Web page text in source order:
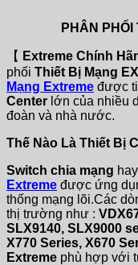
PHÂN PHỐI
【 Extreme Chính
phối Thiết Bị Mạng
Mạng Extreme được
Center lớn của nhiều
đoàn và nhà nước.
Thế Nào Là Thiết Bị
Switch chia mạng
Extreme được ứng
thống mạng lõi.Các
thị trường như :
SLX9140, SLX9000
X770 Series, X670
Extreme phù hợp với